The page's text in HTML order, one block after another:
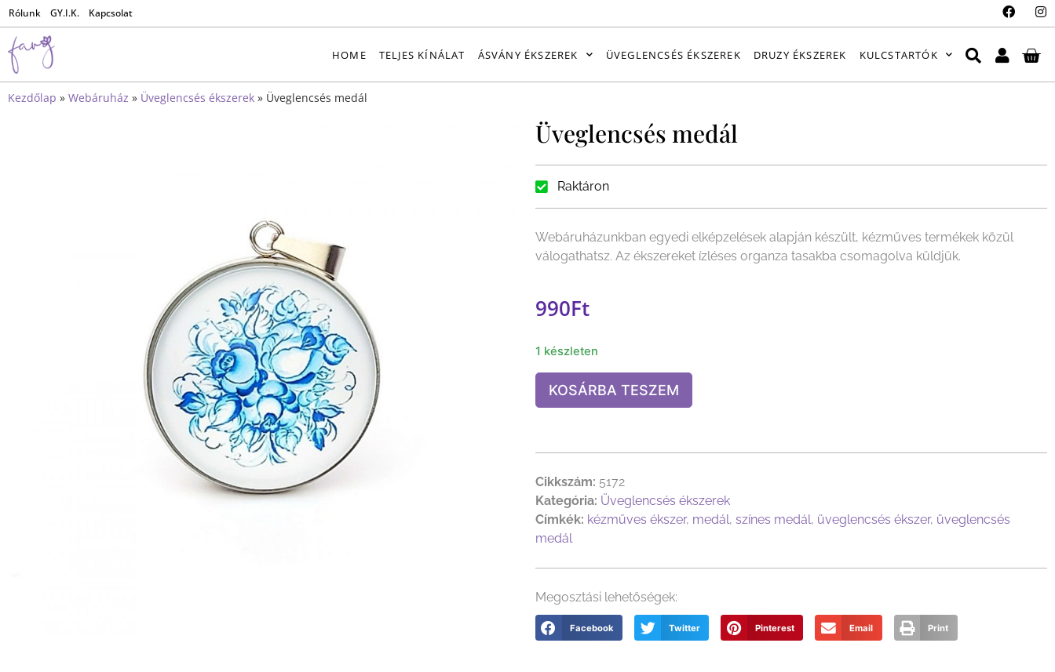
Rólunk GY.I.K. Kapcsolat
HOME TELJES KÍNÁLAT ÁSVÁNY ÉKSZEREK ÜVEGLENCSÉS ÉKSZEREK DRUZY ÉKSZEREK KULCSTARTÓK
Kezdőlap » Webáruház » Üveglencsés ékszerek » Üveglencsés medál
Üveglencsés medál
Raktáron
Webáruházunkban egyedi elképzelések alapján készült, kézműves termékek közül
válogathatsz. Az ékszereket ízléses organza tasakba csomagolva küldjük.
990Ft
1 készleten
KOSÁRBA TESZEM
Cikkszám: 5172
Kategória: Üveglencsés ékszerek
Címkék: kézműves ékszer, medál, színes medál, üveglencsés ékszer, üveglencsés
medál
Megosztási lehetőségek:
Facebook Twitter Pinterest Email Print